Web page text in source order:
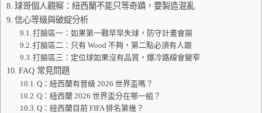
球哥個人觀察：紐西蘭不能只等奇蹟，要製造混亂
信心等級與破綻分析
打臉區一：如果第一戰早早失球，防守計畫會崩
打臉區二：只有 Wood 不夠，第二點必須有人跟
打臉區三：定位球如果沒有品質，爆冷路線會變窄
FAQ 常見問題
Q：紐西蘭有晉級 2026 世界盃嗎？
Q：紐西蘭 2026 世界盃分在哪一組？
Q：紐西蘭目前 FIFA 排名第幾？